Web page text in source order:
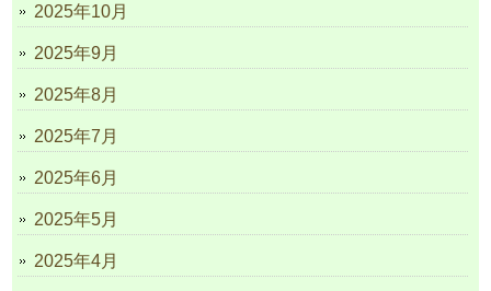
2025年10月
2025年9月
2025年8月
2025年7月
2025年6月
2025年5月
2025年4月